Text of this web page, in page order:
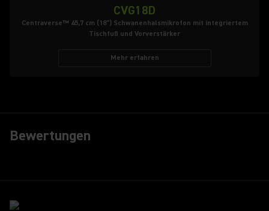
CVG18D
Centraverse™ 45,7 cm (18") Schwanenhalsmikrofon mit integriertem
Tischfuß und Vorverstärker
Mehr erfahren
Bewertungen